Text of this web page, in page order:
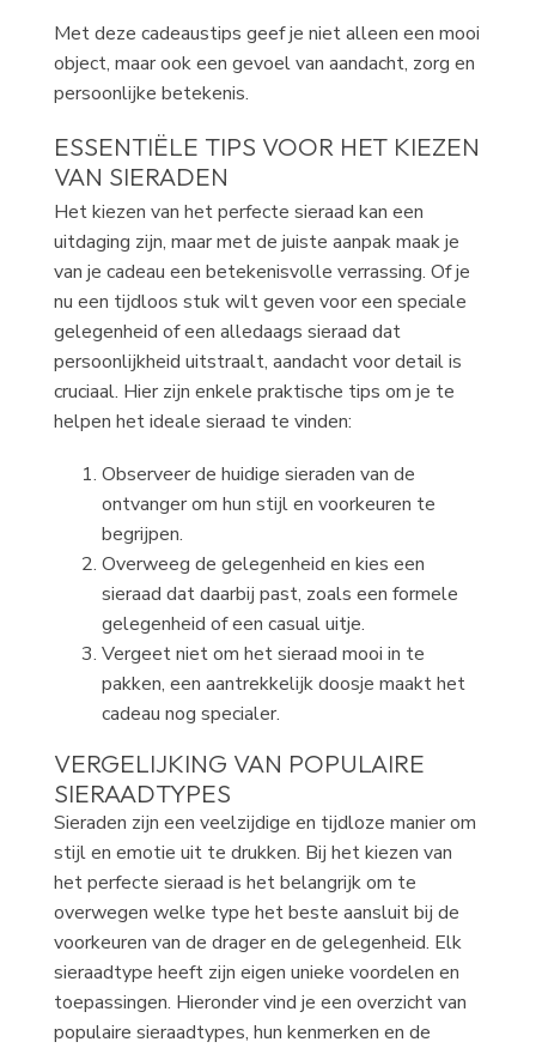
Met deze cadeaustips geef je niet alleen een mooi
object, maar ook een gevoel van aandacht, zorg en
persoonlijke betekenis.
ESSENTIËLE TIPS VOOR HET KIEZEN
VAN SIERADEN
Het kiezen van het perfecte sieraad kan een
uitdaging zijn, maar met de juiste aanpak maak je
van je cadeau een betekenisvolle verrassing. Of je
nu een tijdloos stuk wilt geven voor een speciale
gelegenheid of een alledaags sieraad dat
persoonlijkheid uitstraalt, aandacht voor detail is
cruciaal. Hier zijn enkele praktische tips om je te
helpen het ideale sieraad te vinden:
Observeer de huidige sieraden van de
ontvanger om hun stijl en voorkeuren te
begrijpen.
Overweeg de gelegenheid en kies een
sieraad dat daarbij past, zoals een formele
gelegenheid of een casual uitje.
Vergeet niet om het sieraad mooi in te
pakken, een aantrekkelijk doosje maakt het
cadeau nog specialer.
VERGELIJKING VAN POPULAIRE
SIERAADTYPES
Sieraden zijn een veelzijdige en tijdloze manier om
stijl en emotie uit te drukken. Bij het kiezen van
het perfecte sieraad is het belangrijk om te
overwegen welke type het beste aansluit bij de
voorkeuren van de drager en de gelegenheid. Elk
sieraadtype heeft zijn eigen unieke voordelen en
toepassingen. Hieronder vind je een overzicht van
populaire sieraadtypes, hun kenmerken en de